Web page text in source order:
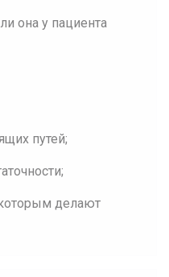
она у пациента
путей;
делают